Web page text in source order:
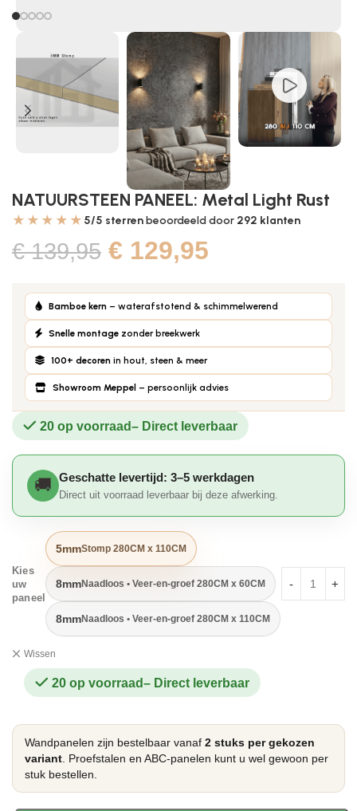
NATUURSTEEN PANEEL: Metal Light Rust
★★★★★ 5/5 sterrenbeoordeeld door 292 klanten
€139,95 € 129,95
Bamboe kern – waterafstotend & schimmelwerend
Snelle montage zonder breekwerk
100+ decoren in hout, steen & meer
Showroom Meppel – persoonlijk advies
20 op voorraad
Geschatte levertijd: 3–5 werkdagen
Direct uit voorraad leverbaar bij deze afwerking.
Kies
uw
paneel
5mmStomp 280CM x 110CM
8mmNaadloos • Veer-en-groef 280CM x 60CM
8mmNaadloos • Veer-en-groef 280CM x 110CM
Wissen
20 op voorraad
Wandpanelen zijn bestelbaar vanaf 2 stuks per gekozen
variant . Proefstalen en ABC-panelen kunt u wel gewoon per
stuk bestellen.